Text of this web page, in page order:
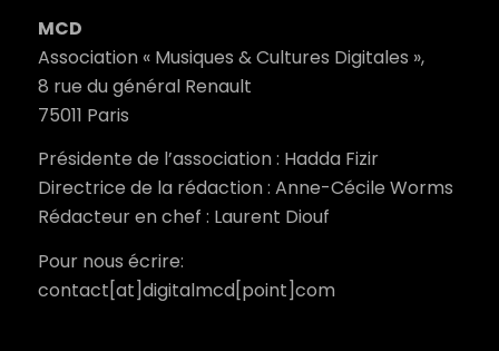
MCD
Association « Musiques & Cultures Digitales »,
8 rue du général Renault
75011 Paris
Présidente de l’association : Hadda Fizir
Directrice de la rédaction : Anne-Cécile Worms
Rédacteur en chef : Laurent Diouf
Pour nous écrire:
contact[at]digitalmcd[point]com